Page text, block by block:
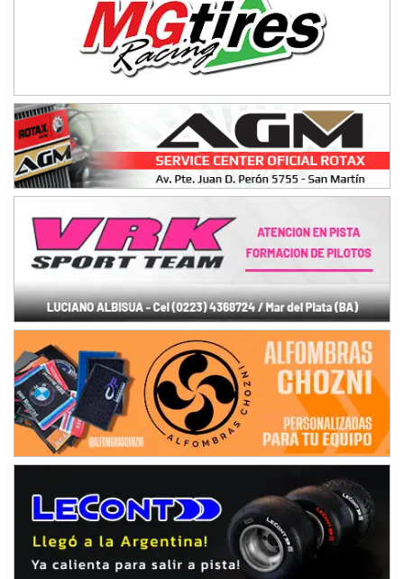
SUR SANTAFESINO - F4
José Samuel Sánchez (Tierra)
Rufino (Santa Fe)
TUCUMANO - F5
Juan Navarro (Asfalto)
El Timbó (Tucumán)
COBERTURA ESPECIAL DE E-KART.COM.AR
08/09-AGO
IAME SERIES ARGENTINA 6
Baradero (Buenos Aires)
KDO - F6
Trenque Lauquen (Buenos Aires)
ENTRERRIANO - F6 (POSTERGADA)
Parque de la Velocidad (Asfalto)
Villaguay (Entre Ríos)
VICTORIENSE - F7
El Cerro (Tierra)
Victoria (Entre Ríos)
PATAGONICO - F6
Gral. E. Godoy (Río Negro)
CSK - F7
Humboldt (Santa Fe)